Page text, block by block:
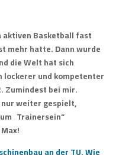
Basketball fast
mehr hatte. Dann wurde
die Welt hat sich
und kompetenter
Zumindest bei mir.
weiter gespielt,
„Trainersein“